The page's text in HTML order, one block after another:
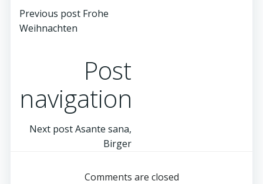
Previous post Frohe
Weihnachten
Post
navigation
Next postAsante sana,
Birger
Comments are closed